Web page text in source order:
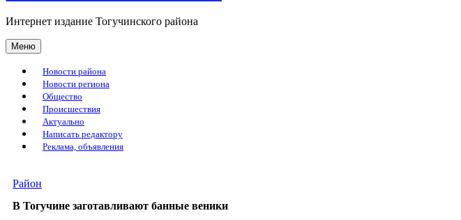
Интернет издание Тогучинского района
Меню
Новости района
Новости региона
Общество
Происшествия
Актуально
Написать редактору
Реклама, объявления
Район
В Тогучине заготавливают банные веники